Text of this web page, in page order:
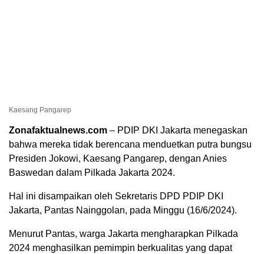
Kaesang Pangarep
Zonafaktualnews.com – PDIP DKI Jakarta menegaskan
bahwa mereka tidak berencana menduetkan putra bungsu
Presiden Jokowi, Kaesang Pangarep, dengan Anies
Baswedan dalam Pilkada Jakarta 2024.
Hal ini disampaikan oleh Sekretaris DPD PDIP DKI
Jakarta, Pantas Nainggolan, pada Minggu (16/6/2024).
Menurut Pantas, warga Jakarta mengharapkan Pilkada
2024 menghasilkan pemimpin berkualitas yang dapat